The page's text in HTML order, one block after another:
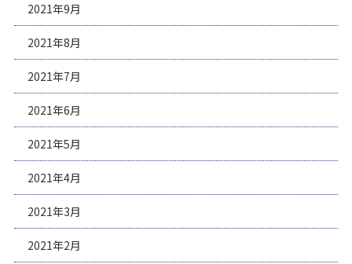
2021年9月
2021年8月
2021年7月
2021年6月
2021年5月
2021年4月
2021年3月
2021年2月